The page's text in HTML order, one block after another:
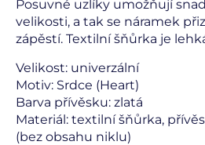
Posuvné uzlíky umožňují
velikosti, a tak se náramek
zápěstí. Textilní šňůrka je
Velikost: univerzální
Motiv: Srdce (Heart)
Barva přívěsku: zlatá
Materiál: textilní šňůrka,
(bez obsahu niklu)